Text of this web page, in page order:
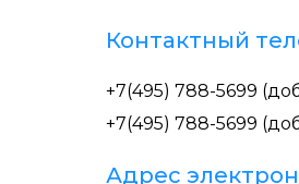
Контактный
+7(495) 788-5699
+7(495) 788-5699
Адрес